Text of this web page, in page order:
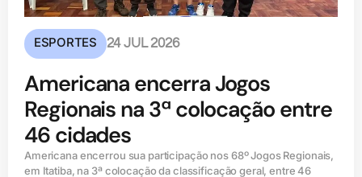
ESPORTES 24 JUL 2026
Americana encerra Jogos
Regionais na 3ª colocação entre
46 cidades
Americana encerrou sua participação nos 68º Jogos Regionais,
em Itatiba, na 3ª colocação da classificação geral, entre 46